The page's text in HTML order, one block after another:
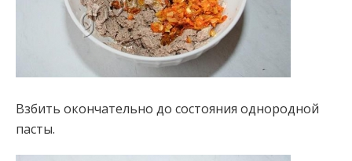
Взбить окончательно до состояния однородной
пасты.